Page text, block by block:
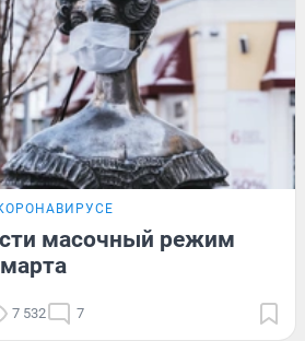
масочный режим
7 532 7